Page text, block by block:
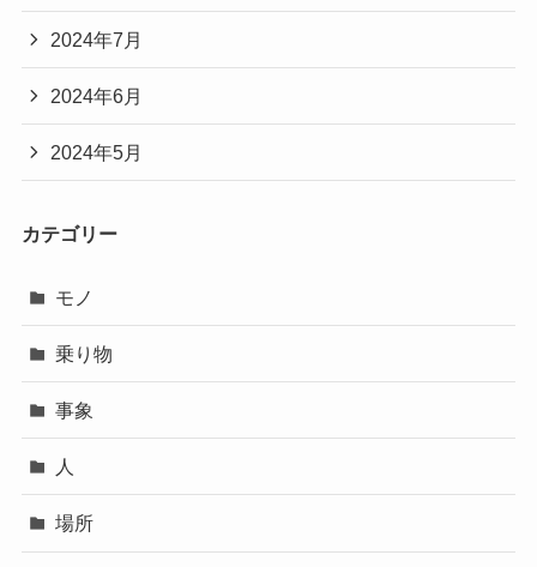
2024年7月
2024年6月
2024年5月
カテゴリー
モノ
乗り物
事象
人
場所